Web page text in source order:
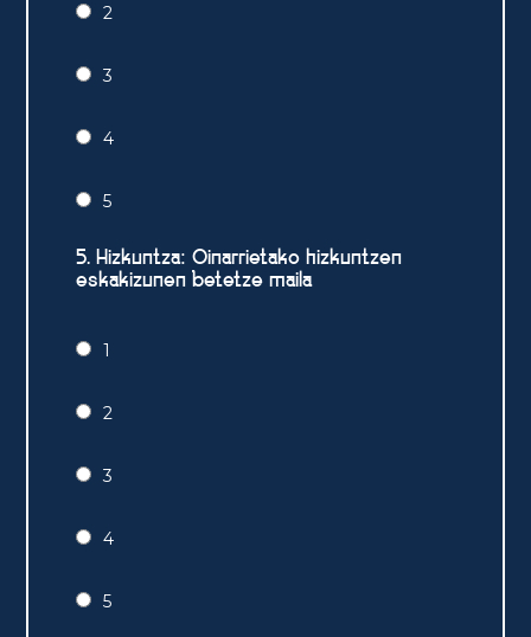
2
3
4
5
5. Hizkuntza: Oinarrietako hizkuntzen
eskakizunen betetze maila
1
2
3
4
5